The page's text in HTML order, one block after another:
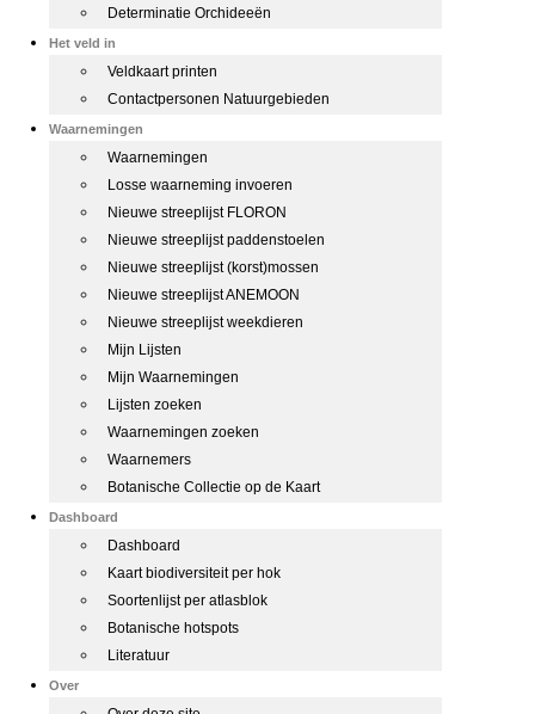
Determinatie Orchideeën
Het veld in
Veldkaart printen
Contactpersonen Natuurgebieden
Waarnemingen
Waarnemingen
Losse waarneming invoeren
Nieuwe streeplijst FLORON
Nieuwe streeplijst paddenstoelen
Nieuwe streeplijst (korst)mossen
Nieuwe streeplijst ANEMOON
Nieuwe streeplijst weekdieren
Mijn Lijsten
Mijn Waarnemingen
Lijsten zoeken
Waarnemingen zoeken
Waarnemers
Botanische Collectie op de Kaart
Dashboard
Dashboard
Kaart biodiversiteit per hok
Soortenlijst per atlasblok
Botanische hotspots
Literatuur
Over